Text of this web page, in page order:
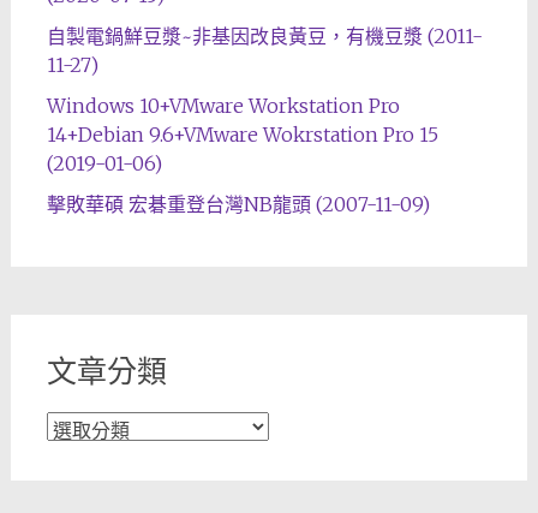
自製電鍋鮮豆漿~非基因改良黃豆，有機豆漿 (2011-
11-27)
Windows 10+VMware Workstation Pro
14+Debian 9.6+VMware Wokrstation Pro 15
(2019-01-06)
擊敗華碩 宏碁重登台灣NB龍頭 (2007-11-09)
文章分類
文